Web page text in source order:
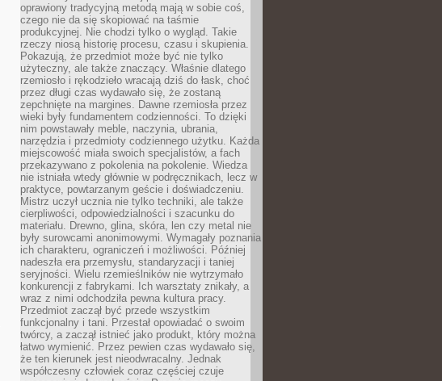
oprawiony tradycyjną metodą mają w sobie coś,
czego nie da się skopiować na taśmie
produkcyjnej. Nie chodzi tylko o wygląd. Takie
rzeczy niosą historię procesu, czasu i skupienia.
Pokazują, że przedmiot może być nie tylko
użyteczny, ale także znaczący. Właśnie dlatego
rzemiosło i rękodzieło wracają dziś do łask, choć
przez długi czas wydawało się, że zostaną
zepchnięte na margines. Dawne rzemiosła przez
wieki były fundamentem codzienności. To dzięki
nim powstawały meble, naczynia, ubrania,
narzędzia i przedmioty codziennego użytku. Każda
miejscowość miała swoich specjalistów, a fach
przekazywano z pokolenia na pokolenie. Wiedza
nie istniała wtedy głównie w podręcznikach, lecz w
praktyce, powtarzanym geście i doświadczeniu.
Mistrz uczył ucznia nie tylko techniki, ale także
cierpliwości, odpowiedzialności i szacunku do
materiału. Drewno, glina, skóra, len czy metal nie
były surowcami anonimowymi. Wymagały poznania
ich charakteru, ograniczeń i możliwości. Później
nadeszła era przemysłu, standaryzacji i taniej
seryjności. Wielu rzemieślników nie wytrzymało
konkurencji z fabrykami. Ich warsztaty znikały, a
wraz z nimi odchodziła pewna kultura pracy.
Przedmiot zaczął być przede wszystkim
funkcjonalny i tani. Przestał opowiadać o swoim
twórcy, a zaczął istnieć jako produkt, który można
łatwo wymienić. Przez pewien czas wydawało się,
że ten kierunek jest nieodwracalny. Jednak
współczesny człowiek coraz częściej czuje